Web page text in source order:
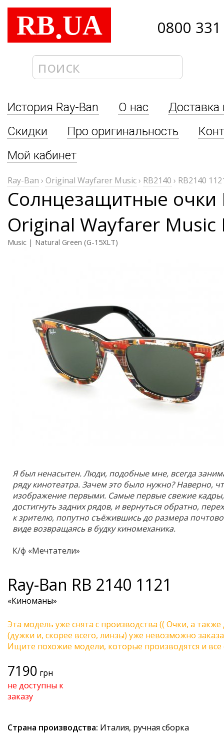
RB.UA 0800
История Ray-Ban О нас
Доставка
Скидки
Про оригинальность
Мой кабинет
Ray-Ban › Original Wayfarer Music› RB2140 › RB2140
Солнцезащитные очки
Original Wayfarer Music
Music | Natural Green (G-15XLT)
Я был ненасытен. Люди, подобные мне, всегда
ряду кинотеатра. Зачем это было нужно? Наверно,
изображение первыми. Самые первые свежие
достигнуть задних рядов, и вернуться обратно,
к зрителю, попутно съёжившись до размера
виде возвращаясь в будку киномеханика.
К/ф «Мечтатели»
Ray-Ban RB 2140 1121
«Киноманы»
Эта модель уже снята с производства (( Очки, а
(дужки и, скорее всего, линзы) уже невозможно
Ищите похожие модели, которые производятся и
7190 грн
не доступны к
заказу
Страна производства: Италия, ручная сборка